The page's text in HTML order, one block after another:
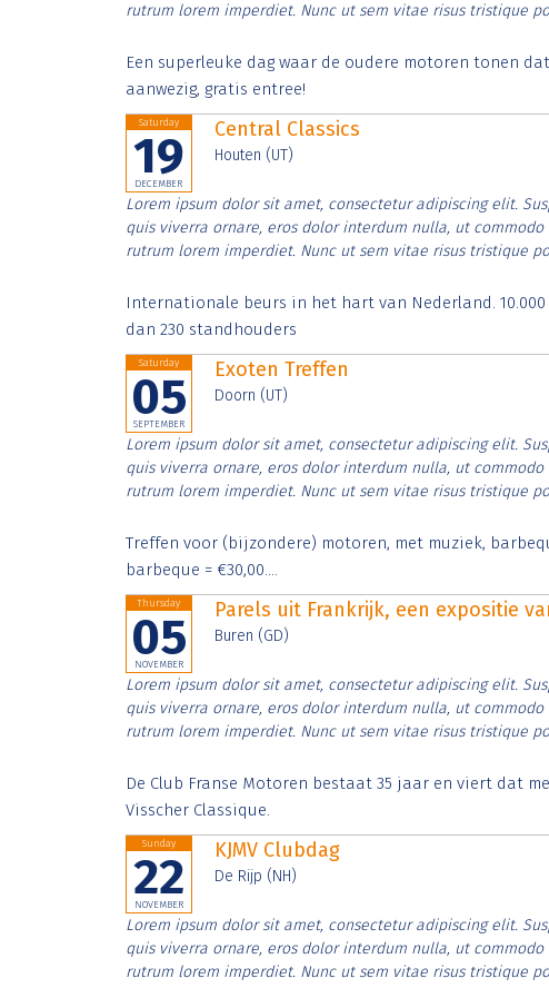
rutrum lorem imperdiet. Nunc ut sem vitae risus tristique
Een superleuke dag waar de oudere motoren tonen
aanwezig, gratis entree!
Saturday
19
DECEMBER
Central Classics
Houten (UT)
Lorem ipsum dolor sit amet, consectetur adipiscing elit.
quis viverra ornare, eros dolor interdum nulla, ut
rutrum lorem imperdiet. Nunc ut sem vitae risus tristique
Internationale beurs in het hart van Nederland.
dan 230 standhouders
Saturday
05
SEPTEMBER
Exoten Treffen
Doorn (UT)
Lorem ipsum dolor sit amet, consectetur adipiscing elit.
quis viverra ornare, eros dolor interdum nulla, ut
rutrum lorem imperdiet. Nunc ut sem vitae risus tristique
Treffen voor (bijzondere) motoren, met muziek,
barbeque = €30,00....
Thursday
05
NOVEMBER
Parels uit Frankrijk, een expositie
Buren (GD)
Lorem ipsum dolor sit amet, consectetur adipiscing elit.
quis viverra ornare, eros dolor interdum nulla, ut
rutrum lorem imperdiet. Nunc ut sem vitae risus tristique
De Club Franse Motoren bestaat 35 jaar en viert dat
Visscher Classique.
Sunday
22
NOVEMBER
KJMV Clubdag
De Rijp (NH)
Lorem ipsum dolor sit amet, consectetur adipiscing elit.
quis viverra ornare, eros dolor interdum nulla, ut
rutrum lorem imperdiet. Nunc ut sem vitae risus tristique